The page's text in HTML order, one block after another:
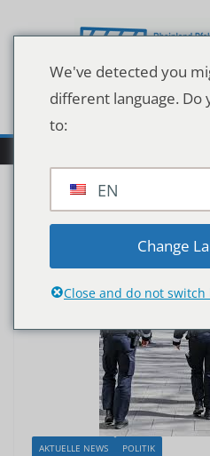
Inhalt
AKTUELLE NEWS POLITIK
We've detected you
different language. Do
to:
EN
Change
Close and do not switch